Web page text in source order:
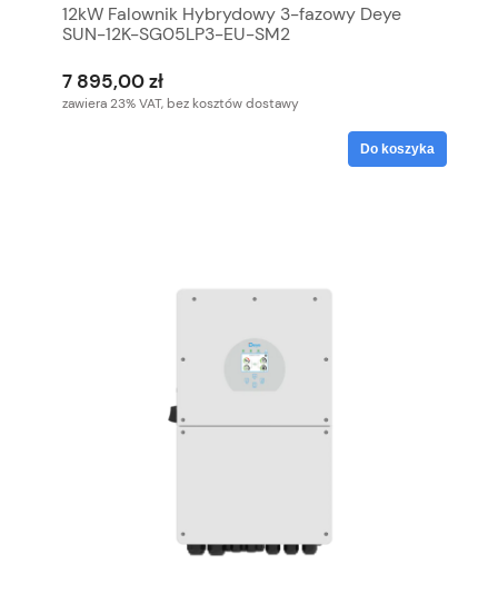
12kW Falownik Hybrydowy 3-fazowy Deye
SUN-12K-SG05LP3-EU-SM2
7 895,00 zł
zawiera 23% VAT, bez kosztów dostawy
Do koszyka